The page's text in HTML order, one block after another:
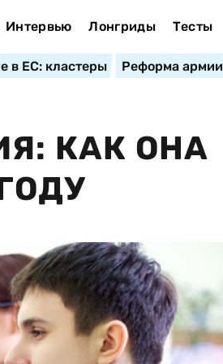
Интервью Лонгриды Тесты
в ЕС: кластеры Реформа армии
КАК ОНА